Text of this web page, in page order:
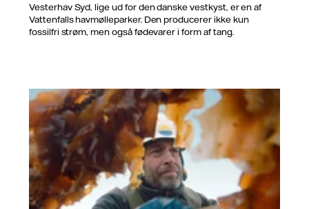
Vesterhav Syd, lige ud for den danske vestkyst, er en af
Vattenfalls havmølleparker. Den producerer ikke kun
fossilfri strøm, men også fødevarer i form af tang.